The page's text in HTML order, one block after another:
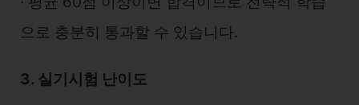
으로 충분히 통과할 수 있습니다.
3. 실기시험 난이도